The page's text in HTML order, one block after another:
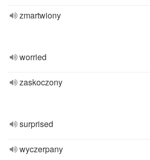
zmartwiony
worried
zaskoczony
surprised
wyczerpany